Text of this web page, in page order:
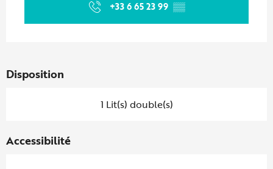
+33 6 65 23 99 ▒▒
Disposition
1 Lit(s) double(s)
Accessibilité